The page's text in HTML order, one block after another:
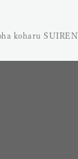
koharu SUIREN